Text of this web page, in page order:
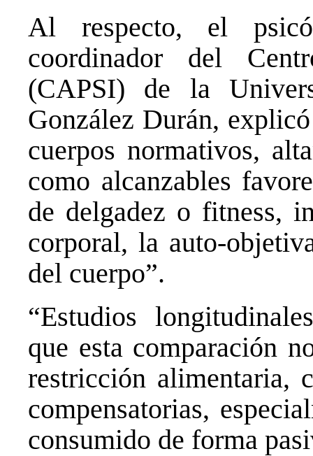
Al respecto, el
coordinador del
(CAPSI) de la
González Durán,
cuerpos normativos,
como alcanzables
de delgadez o fitness,
corporal, la auto-
del cuerpo”.
“Estudios
que esta comparación
restricción alimentaria,
compensatorias,
consumido de forma